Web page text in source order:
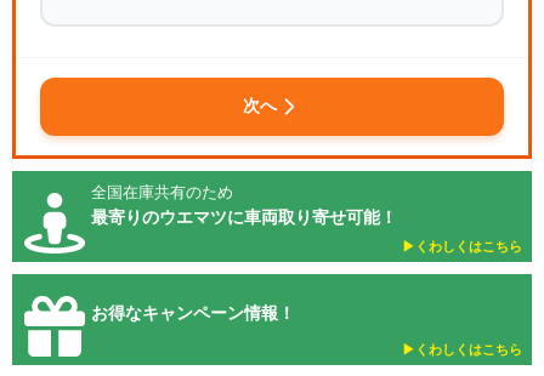
次へ
全国在庫共有のため
最寄りのウエマツに車両取り寄せ可能！
▶︎くわしくはこちら
お得なキャンペーン情報！
▶︎くわしくはこちら